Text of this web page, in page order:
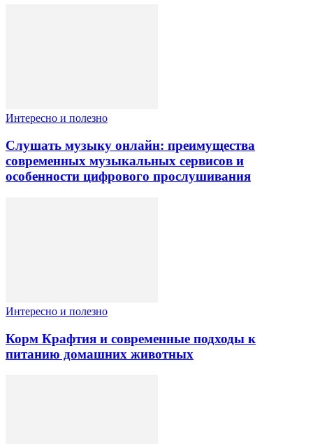
Интересно и полезно
Слушать музыку онлайн: преимущества
современных музыкальных сервисов и
особенности цифрового прослушивания
Интересно и полезно
Корм Крафтия и современные подходы к
питанию домашних животных